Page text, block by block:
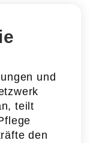
und
teilt
den